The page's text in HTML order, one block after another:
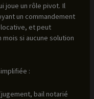
joue un rôle pivot. Il
un commandement
et peut
mois si aucune solution
:
bail notarié